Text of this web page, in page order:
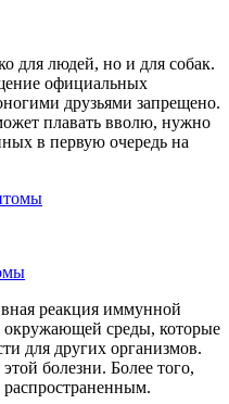
для людей, но и для собак.
официальных
друзьями запрещено.
плавать вволю, нужно
в первую очередь на
реакция иммунной
окружающей среды, которые
для других организмов.
болезни. Более того,
распространенным.